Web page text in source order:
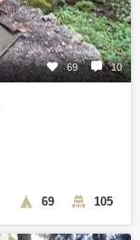
69 10
69 105